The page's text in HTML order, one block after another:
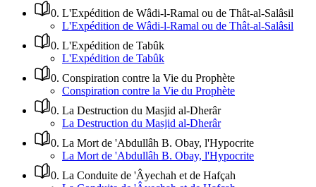
0. L'Expédition de Wâdi-l-Ramal ou de Thât-al-Salâsil
L'Expédition de Wâdi-l-Ramal ou de Thât-al-Salâsil
0. L'Expédition de Tabûk
L'Expédition de Tabûk
0. Conspiration contre la Vie du Prophète
Conspiration contre la Vie du Prophète
0. La Destruction du Masjid al-Dherâr
La Destruction du Masjid al-Dherâr
0. La Mort de 'Abdullâh B. Obay, l'Hypocrite
La Mort de 'Abdullâh B. Obay, l'Hypocrite
0. La Conduite de 'Âyechah et de Hafçah